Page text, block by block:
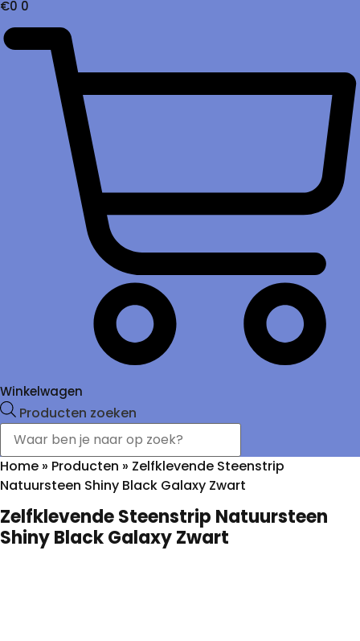
€0 0
Winkelwagen
Producten zoeken
Home » Producten » Zelfklevende Steenstrip
Natuursteen Shiny Black Galaxy Zwart
Zelfklevende Steenstrip Natuursteen
Shiny Black Galaxy Zwart